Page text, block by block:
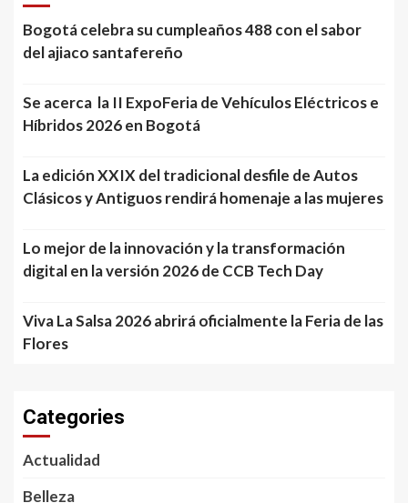
Bogotá celebra su cumpleaños 488 con el sabor
del ajiaco santafereño
Se acerca la II ExpoFeria de Vehículos Eléctricos e
Híbridos 2026 en Bogotá
La edición XXIX del tradicional desfile de Autos
Clásicos y Antiguos rendirá homenaje a las mujeres
Lo mejor de la innovación y la transformación
digital en la versión 2026 de CCB Tech Day
Viva La Salsa 2026 abrirá oficialmente la Feria de las
Flores
Categories
Actualidad
Belleza